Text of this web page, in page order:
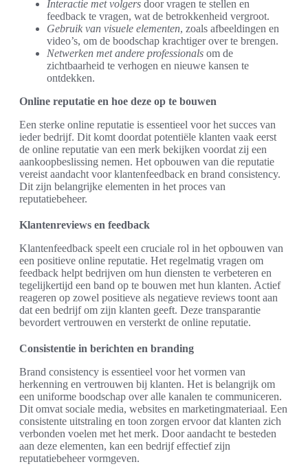
Interactie met volgers door vragen te stellen en
feedback te vragen, wat de betrokkenheid vergroot.
Gebruik van visuele elementen, zoals afbeeldingen en
video’s, om de boodschap krachtiger over te brengen.
Netwerken met andere professionals om de
zichtbaarheid te verhogen en nieuwe kansen te
ontdekken.
Online reputatie en hoe deze op te bouwen
Een sterke online reputatie is essentieel voor het succes van
ieder bedrijf. Dit komt doordat potentiële klanten vaak eerst
de online reputatie van een merk bekijken voordat zij een
aankoopbeslissing nemen. Het opbouwen van die reputatie
vereist aandacht voor klantenfeedback en brand consistency.
Dit zijn belangrijke elementen in het proces van
reputatiebeheer.
Klantenreviews en feedback
Klantenfeedback speelt een cruciale rol in het opbouwen van
een positieve online reputatie. Het regelmatig vragen om
feedback helpt bedrijven om hun diensten te verbeteren en
tegelijkertijd een band op te bouwen met hun klanten. Actief
reageren op zowel positieve als negatieve reviews toont aan
dat een bedrijf om zijn klanten geeft. Deze transparantie
bevordert vertrouwen en versterkt de online reputatie.
Consistentie in berichten en branding
Brand consistency is essentieel voor het vormen van
herkenning en vertrouwen bij klanten. Het is belangrijk om
een uniforme boodschap over alle kanalen te communiceren.
Dit omvat sociale media, websites en marketingmateriaal. Een
consistente uitstraling en toon zorgen ervoor dat klanten zich
verbonden voelen met het merk. Door aandacht te besteden
aan deze elementen, kan een bedrijf effectief zijn
reputatiebeheer vormgeven.